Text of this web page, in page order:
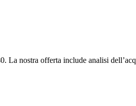
nostra offerta include analisi